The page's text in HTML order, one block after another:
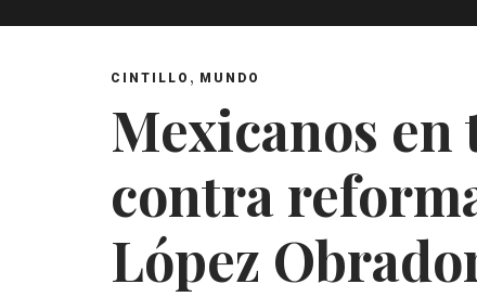
CINTILLO , MUNDO
Mexicanos
contra
López